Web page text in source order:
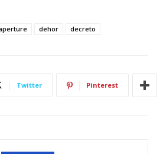
dehor decreto
Twitter Pinterest